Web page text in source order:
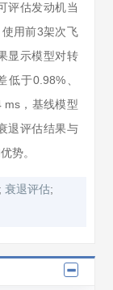
评估发动机当
用前3架次飞
显示模型对转
于0.98%、
ms，基线模型
退评估结果与
势。
; 衰退评估;